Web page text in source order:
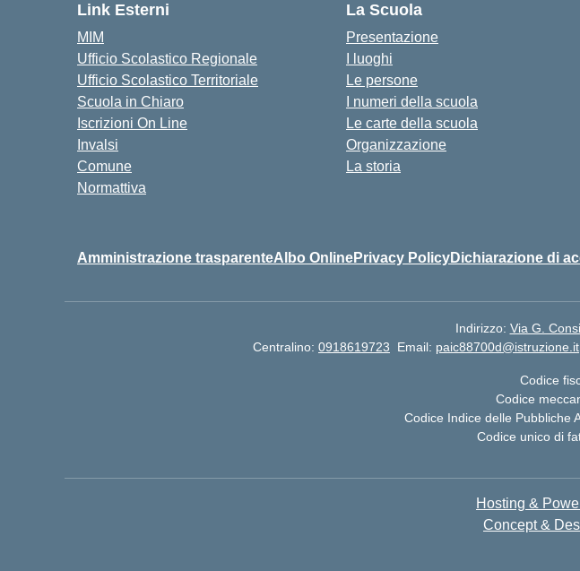
Link Esterni
MIM
Ufficio Scolastico Regionale
Ufficio Scolastico Territoriale
Scuola in Chiaro
Iscrizioni On Line
Invalsi
Comune
Normattiva
La Scuola
Presentazione
I luoghi
Le persone
I numeri della scuola
Le carte della scuola
Organizzazione
La storia
Amministrazione trasparenteAlbo OnlinePrivacy PolicyDichiarazione di
Indirizzo: Via G.
Centralino: 0918619723 Email: paic88700d@istruzione.it
Codice
Codice
Codice Indice delle Pubbliche
Codice unico di
Hosting &
Concept &